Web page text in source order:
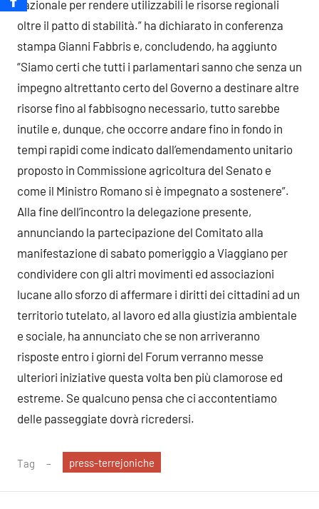
nazionale per rendere utilizzabili le risorse regionali
oltre il patto di stabilità.” ha dichiarato in conferenza
stampa Gianni Fabbris e, concludendo, ha aggiunto
“Siamo certi che tutti i parlamentari sanno che senza un
impegno altrettanto certo del Governo a destinare altre
risorse fino al fabbisogno necessario, tutto sarebbe
inutile e, dunque, che occorre andare fino in fondo in
tempi rapidi come indicato dall’emendamento unitario
proposto in Commissione agricoltura del Senato e
come il Ministro Romano si è impegnato a sostenere”.
Alla fine dell’incontro la delegazione presente,
annunciando la partecipazione del Comitato alla
manifestazione di sabato pomeriggio a Viaggiano per
condividere con gli altri movimenti ed associazioni
lucane allo sforzo di affermare i diritti dei cittadini ad un
territorio tutelato, al lavoro ed alla giustizia ambientale
e sociale, ha annunciato che se non arriveranno
risposte entro i giorni del Forum verranno messe
ulteriori iniziative questa volta ben più clamorose ed
estreme. Se qualcuno pensa che ci accontentiamo
delle passeggiate dovrà ricredersi.
Tag press-terrejoniche